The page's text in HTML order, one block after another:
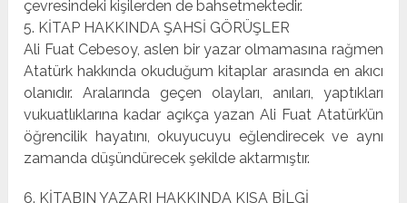
çevresindeki kişilerden de bahsetmektedir.
5. KİTAP HAKKINDA ŞAHSİ GÖRÜŞLER
Ali Fuat Cebesoy, aslen bir yazar olmamasına rağmen
Atatürk hakkında okuduğum kitaplar arasında en akıcı
olanıdır. Aralarında geçen olayları, anıları, yaptıkları
vukuatlıklarına kadar açıkça yazan Ali Fuat Atatürk’ün
öğrencilik hayatını, okuyucuyu eğlendirecek ve aynı
zamanda düşündürecek şekilde aktarmıştır.
6. KİTABIN YAZARI HAKKINDA KISA BİLGİ